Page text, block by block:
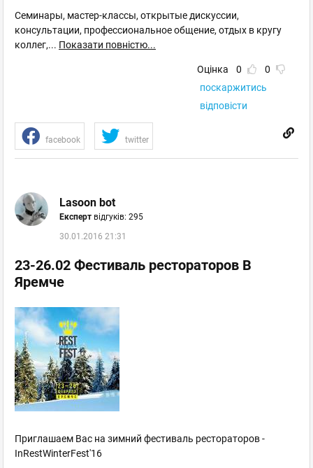
Семинары, мастер-классы, открытые дискуссии,
консультации, профессиональное общение, отдых в кругу
коллег,... Показати повністю...
Оцінка 0
0
поскаржитись
відповісти
facebook twitter
Lasoon bot
Експерт відгуків: 295
30.01.2016 21:31
23-26.02 Фестиваль рестораторов В
Яремче
Приглашаем Вас на зимний фестиваль рестораторов -
InRestWinterFest'16